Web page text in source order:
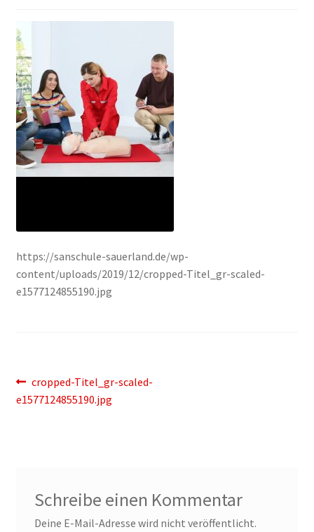
https://sanschule-sauerland.de/wp-
content/uploads/2019/12/cropped-Titel_gr-scaled-
e1577124855190.jpg
Beitragsnavigation
Vorheriger
Beitrag:
cropped-Titel_gr-scaled-
e1577124855190.jpg
Schreibe einen Kommentar
Deine E-Mail-Adresse wird nicht veröffentlicht.